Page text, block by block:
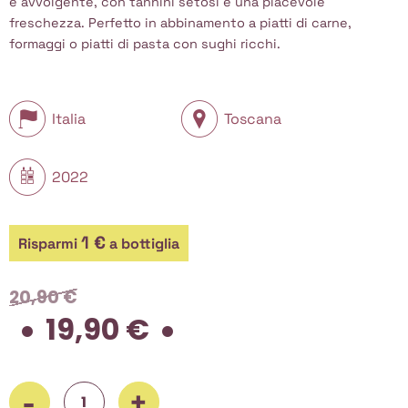
freschezza. Perfetto in abbinamento a piatti di carne,
formaggi o piatti di pasta con sughi ricchi.
Italia Toscana
2022
Risparmi1 €a bottiglia
20,90€
prezzo
20,90 €.
19,90 €
Argentiera, Bolgheri Poggio ai Ginepri Rosso 2022, 750 ml